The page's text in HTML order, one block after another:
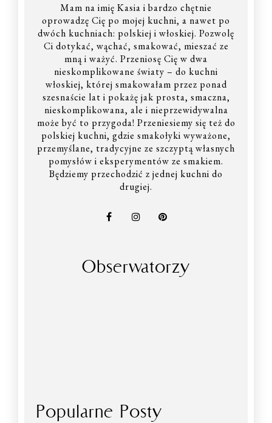
Mam na imię Kasia i bardzo chętnie
oprowadzę Cię po mojej kuchni, a nawet po
dwóch kuchniach: polskiej i włoskiej. Pozwolę
Ci dotykać, wąchać, smakować, mieszać ze
mną i ważyć. Przeniosę Cię w dwa
nieskomplikowane światy – do kuchni
włoskiej, której smakowałam przez ponad
szesnaście lat i pokażę jak prosta, smaczna,
nieskomplikowana, ale i nieprzewidywalna
może być to przygoda! Przeniesiemy się też do
polskiej kuchni, gdzie smakołyki wyważone,
przemyślane, tradycyjne ze szczyptą własnych
pomysłów i eksperymentów ze smakiem.
Będziemy przechodzić z jednej kuchni do
drugiej.
Obserwatorzy
Popularne Posty